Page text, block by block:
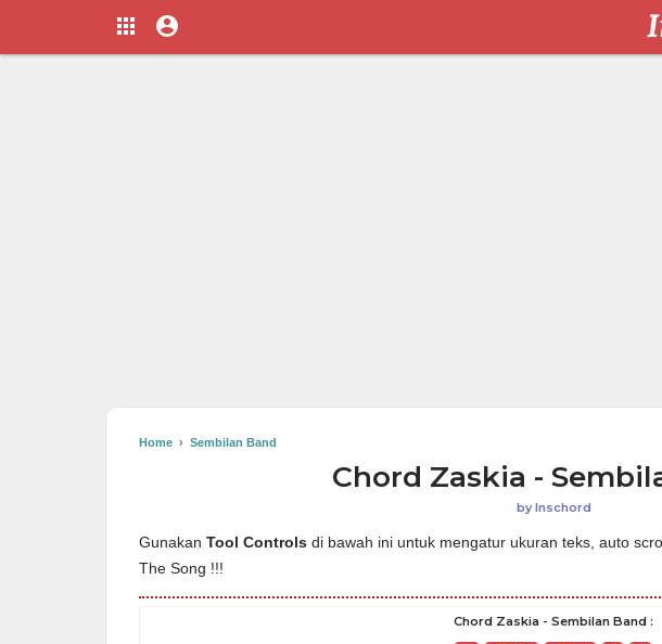
Home › Sembilan Band
Chord Zaskia -
byInschord
Gunakan Tool Controls di bawah ini untuk mengatur ukuran teks, auto
The Song !!!
Chord Zaskia - Sembilan Band :